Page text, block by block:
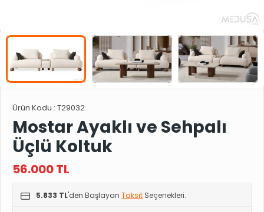
Ürün Kodu : T29032
Mostar Ayaklı ve Sehpalı
Üçlü Koltuk
56.000TL
5.833 TL'den Başlayan Taksit Seçenekleri.